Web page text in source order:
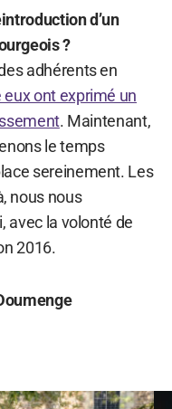
d’un
?
adhérents en
eux ont exprimé un
. Maintenant,
le temps
sereinement. Les
nous nous
avec la volonté de
2016.